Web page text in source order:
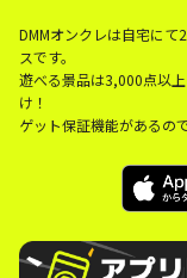
DMMオンクレは自宅に
スです。
遊べる景品は3,000点以
け！
ゲット保証機能があるの